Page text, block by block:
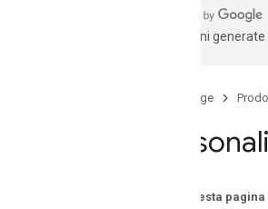
traduzioni
Home page
Su questa pagina